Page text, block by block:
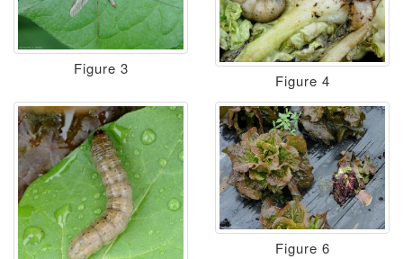
Figure 3
Figure 4
Figure 6